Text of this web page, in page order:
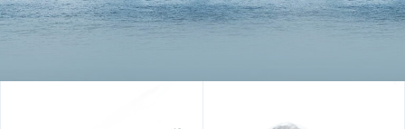
關於我們 最新消息